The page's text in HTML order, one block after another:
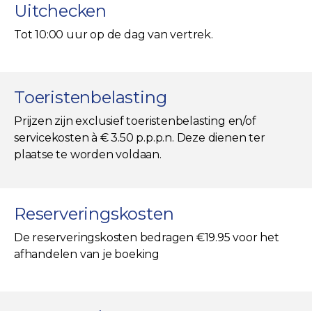
Uitchecken
Tot 10:00 uur op de dag van vertrek.
Toeristenbelasting
Prijzen zijn exclusief toeristenbelasting en/of
servicekosten à € 3.50 p.p.p.n. Deze dienen ter
plaatse te worden voldaan.
Reserveringskosten
De reserveringskosten bedragen €19.95 voor het
afhandelen van je boeking